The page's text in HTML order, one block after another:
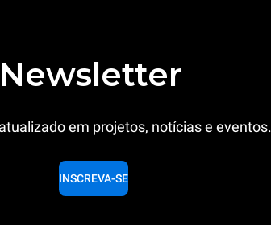
Newsletter
em projetos, notícias e eventos.
INSCREVA-SE